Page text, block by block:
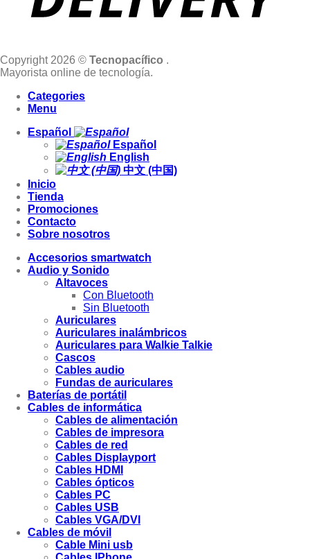
Copyright 2026 © Tecnopacífico .
Mayorista online de tecnología.
Categories
Menu
Español
Español
English
中文 (中国)
Inicio
Tienda
Promociones
Contacto
Sobre nosotros
Accesorios smartwatch
Audio y Sonido
Altavoces
Con Bluetooth
Sin Bluetooth
Auriculares
Auriculares inalámbricos
Auriculares para Walkie Talkie
Cascos
Cables audio
Fundas de auriculares
Baterías de portátil
Cables de informática
Cables de alimentación
Cables de impresora
Cables de red
Cables Displayport
Cables HDMI
Cables ópticos
Cables PC
Cables USB
Cables VGA/DVI
Cables de móvil
Cable Mini usb